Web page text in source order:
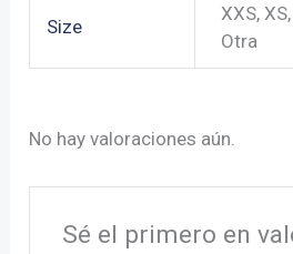
Size
XXS,
Otra
No hay valoraciones aún.
Sé el primero en